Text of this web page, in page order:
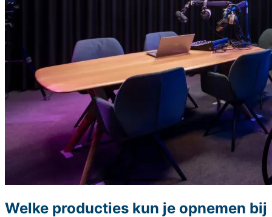
Welke producties kun je opnemen bij